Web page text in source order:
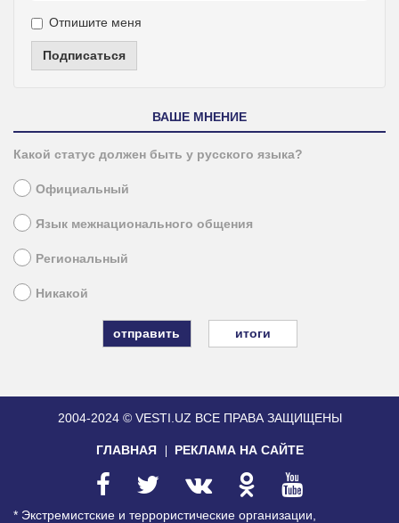
Отпишите меня
Подписаться
ВАШЕ МНЕНИЕ
Какой статус должен быть у русского языка?
Официальный
Язык межнационального общения
Региональный
Никакой
итоги
2004-2024 © VESTI.UZ ВСЕ ПРАВА ЗАЩИЩЕНЫ
ГЛАВНАЯ РЕКЛАМА НА САЙТЕ
* Экстремистские и террористические организации,